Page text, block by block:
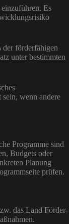
Es
der förderfähigen
unter bestimmten
sein, wenn andere
Programme sind
Budgets oder
Planung
prüfen.
das Land Förder-